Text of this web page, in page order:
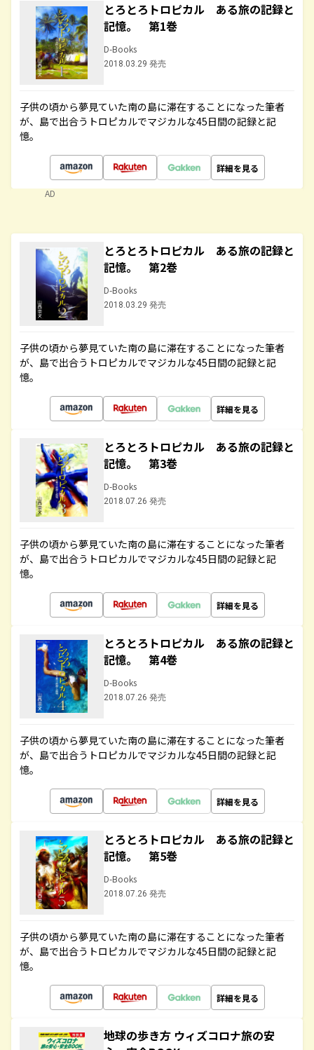
とろとろトロピカル ある旅の記録と
記憶。 第1巻
D-Books
2018.03.29 発売
子供の頃から夢見ていた南の島に滞在することになった筆者
が、島で出合うトロピカルでマジカルな45日間の記録と記
憶。
詳細を見る
AD
とろとろトロピカル ある旅の記録と
記憶。 第2巻
D-Books
2018.03.29 発売
子供の頃から夢見ていた南の島に滞在することになった筆者
が、島で出合うトロピカルでマジカルな45日間の記録と記
憶。
詳細を見る
とろとろトロピカル ある旅の記録と
記憶。 第3巻
D-Books
2018.07.26 発売
子供の頃から夢見ていた南の島に滞在することになった筆者
が、島で出合うトロピカルでマジカルな45日間の記録と記
憶。
詳細を見る
とろとろトロピカル ある旅の記録と
記憶。 第4巻
D-Books
2018.07.26 発売
子供の頃から夢見ていた南の島に滞在することになった筆者
が、島で出合うトロピカルでマジカルな45日間の記録と記
憶。
詳細を見る
とろとろトロピカル ある旅の記録と
記憶。 第5巻
D-Books
2018.07.26 発売
子供の頃から夢見ていた南の島に滞在することになった筆者
が、島で出合うトロピカルでマジカルな45日間の記録と記
憶。
詳細を見る
地球の歩き方 ウィズコロナ旅の安